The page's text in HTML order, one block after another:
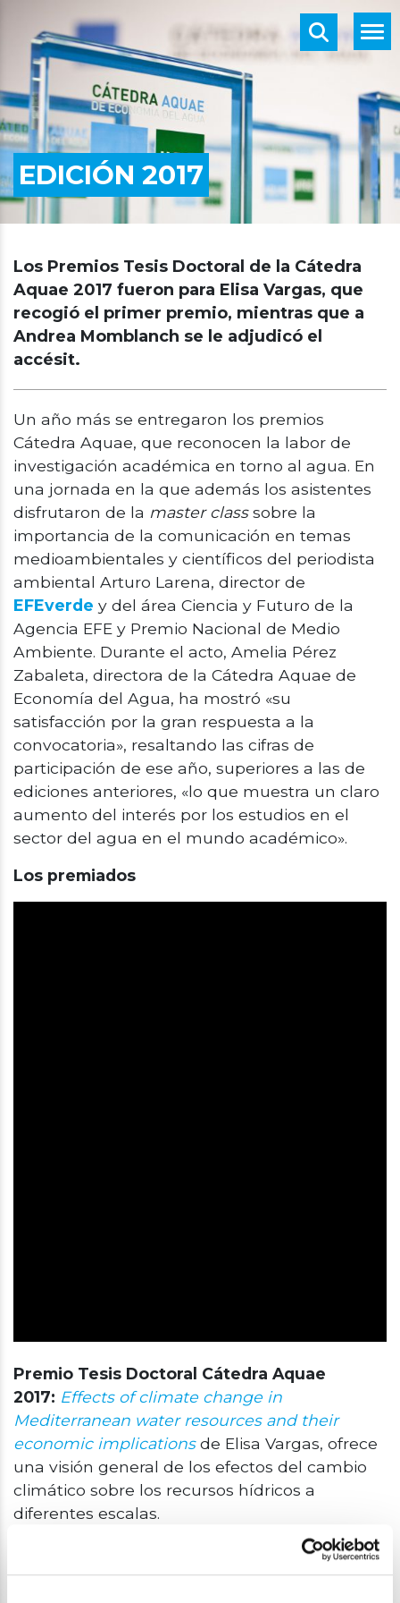
EDICIÓN 2017
Los Premios Tesis Doctoral de la Cátedra
Aquae 2017 fueron para Elisa Vargas, que
recogió el primer premio, mientras que a
Andrea Momblanch se le adjudicó el
accésit.
Un año más se entregaron los premios
Cátedra Aquae, que reconocen la labor de
investigación académica en torno al agua. En
una jornada en la que además los asistentes
disfrutaron de la master classsobre la
importancia de la comunicación en temas
medioambientales y científicos del periodista
ambiental Arturo Larena, director de
EFEverde y del área Ciencia y Futuro de la
Agencia EFE y Premio Nacional de Medio
Ambiente. Durante el acto, Amelia Pérez
Zabaleta, directora de la Cátedra Aquae de
Economía del Agua, ha mostró «su
satisfacción por la gran respuesta a la
convocatoria», resaltando las cifras de
participación de ese año, superiores a las de
ediciones anteriores, «lo que muestra un claro
aumento del interés por los estudios en el
sector del agua en el mundo académico».
Los premiados
Premio Tesis Doctoral Cátedra Aquae
2017: Effects of climate change in
Mediterranean water resources and their
economic implicationsde Elisa Vargas, ofrece
una visión general de los efectos del cambio
climático sobre los recursos hídricos a
diferentes escalas.
La investigación se ocupa de los impactos
esperados en la región Mediterránea, y más